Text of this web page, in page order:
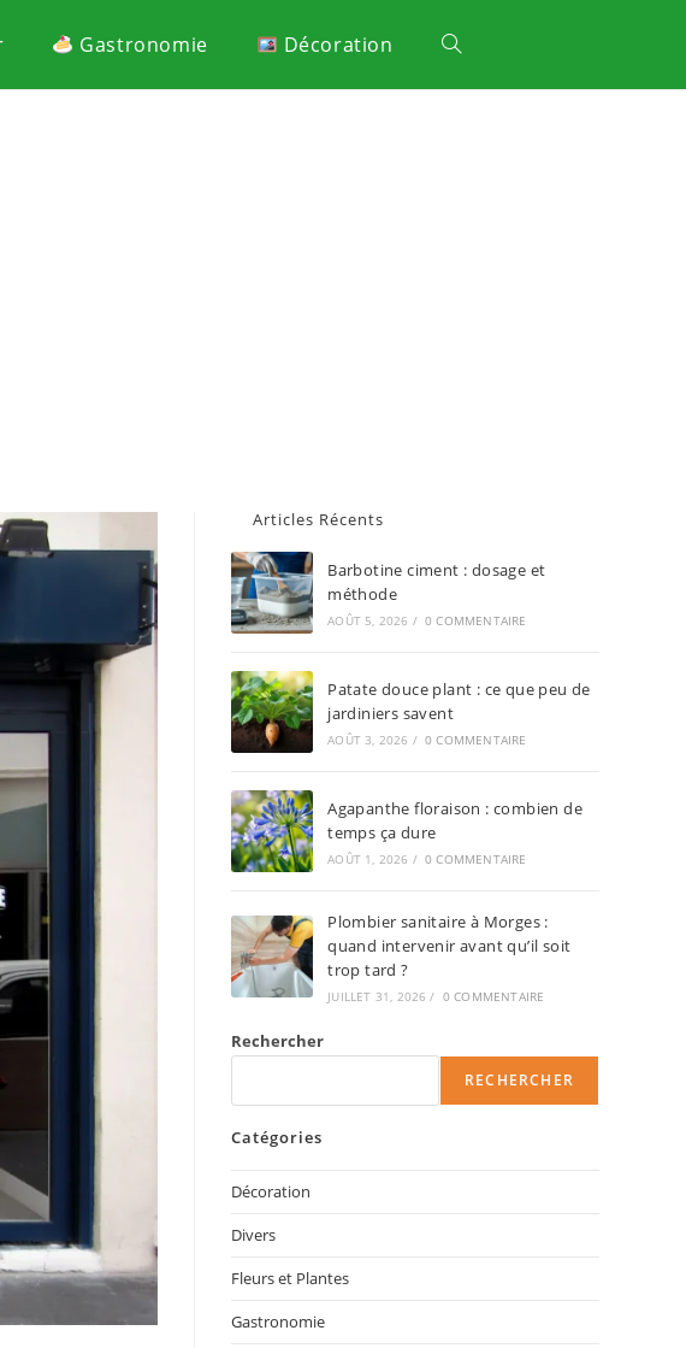
Gastronomie Décoration
Articles Récents
Barbotine ciment : dosage et
méthode
AOÛT 5, 2026 / 0 COMMENTAIRE
Patate douce plant : ce que peu de
jardiniers savent
AOÛT 3, 2026 / 0 COMMENTAIRE
Agapanthe floraison : combien de
temps ça dure
AOÛT 1, 2026 / 0 COMMENTAIRE
Plombier sanitaire à Morges :
quand intervenir avant qu’il soit
trop tard ?
JUILLET 31, 2026 / 0 COMMENTAIRE
Rechercher
RECHERCHER
Catégories
Décoration
Divers
Fleurs et Plantes
Gastronomie